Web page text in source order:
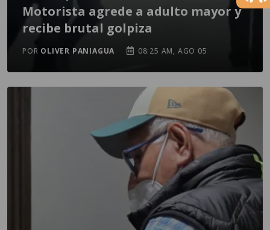
Motorista agrede a adulto mayor y
recibe brutal golpiza
POR OLIVER PANIAGUA 08:25 AM, AGO 05